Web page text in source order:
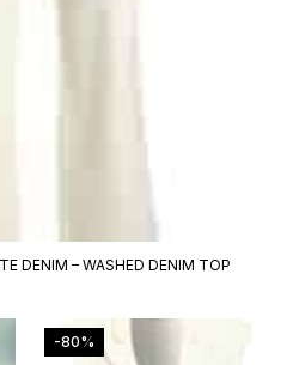
DENIM – WASHED DENIM TOP
-80%